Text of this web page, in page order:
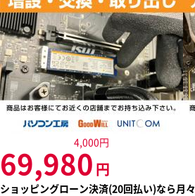
4,000円
69,980 円
ショッピングローン決済(20回払い)なら月々